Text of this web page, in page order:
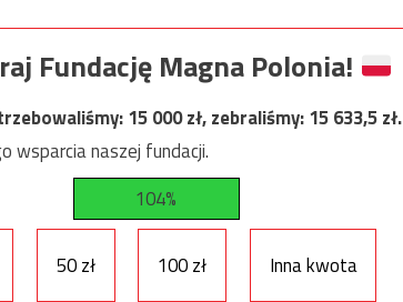
Fundację Magna Polonia!
15 000zł, zebraliśmy:15 633,5zł.
wsparcia naszej fundacji.
104%
50 zł 100 zł
Inna kwota